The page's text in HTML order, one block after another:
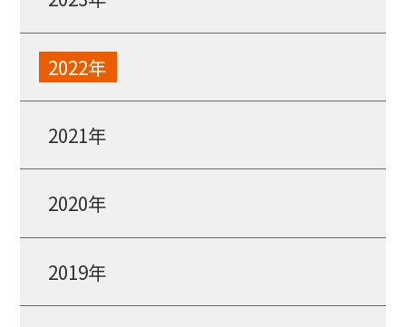
2022年
2021年
2020年
2019年